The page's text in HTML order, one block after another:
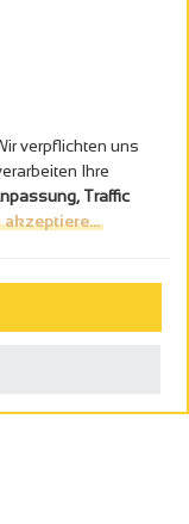
- trinken Sie in
verpflichten uns
Ihre
Traffic